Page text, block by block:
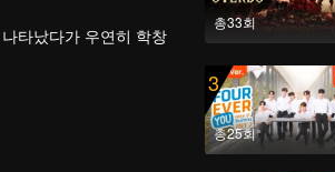
타났다가 우연히 학창
총33회
3
총25회